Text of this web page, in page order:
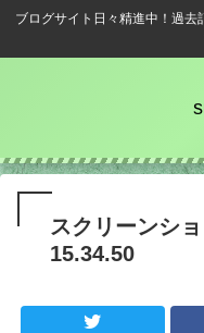
ブログサイト日々精進中！過
スクリーンシ
15.34.50